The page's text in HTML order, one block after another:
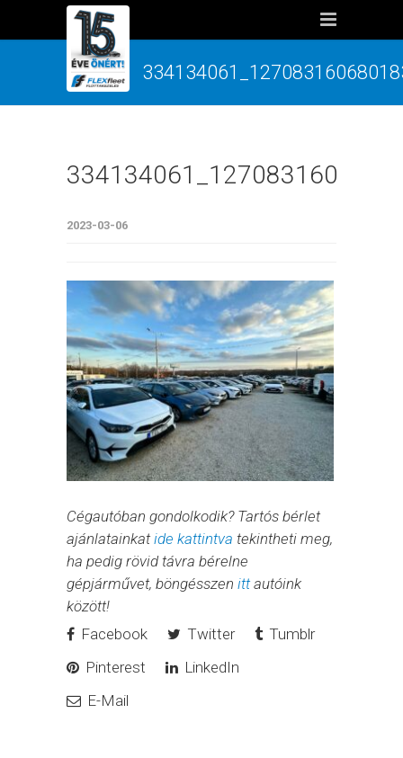
2023-03-06
Cégautóban gondolkodik? Tartós bérlet
ajánlatainkatide kattintva tekintheti meg,
ha pedig rövid távra bérelne
gépjárművet, böngésszen ittautóink
között!
Facebook
Twitter
Tumblr
Pinterest
LinkedIn
E-Mail